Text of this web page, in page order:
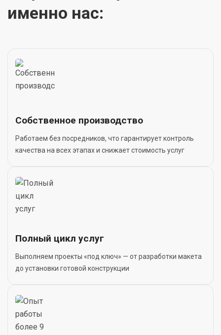
именно нас:
Собственное производство
Работаем без посредников, что гарантирует контроль
качества на всех этапах и снижает стоимость услуг
Полный цикл услуг
Выполняем проекты «под ключ» — от разработки макета
до установки готовой конструкции